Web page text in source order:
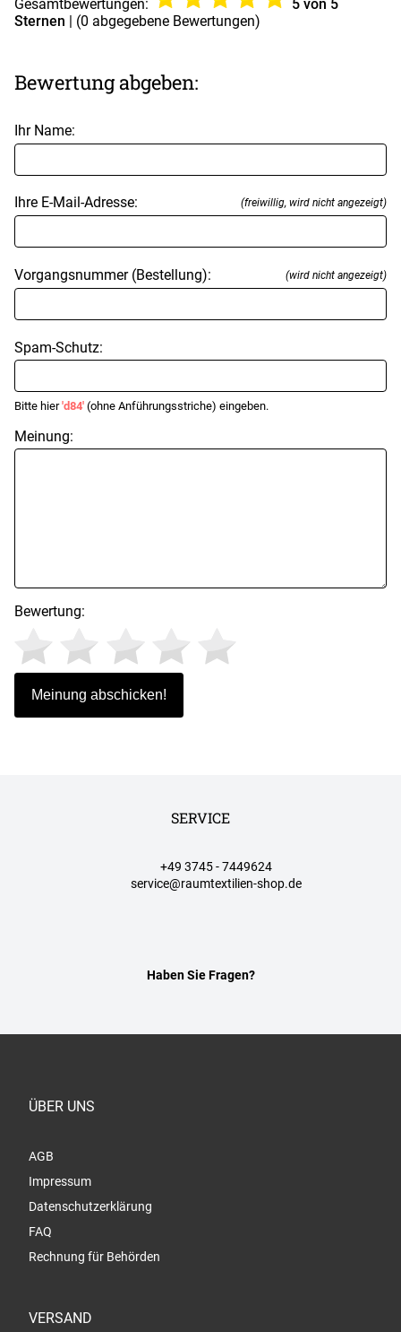
Gesamtbewertungen:
5von 5
Sternen | (0 abgegebene Bewertungen)
Bewertung abgeben:
Ihr Name:
Ihre E-Mail-Adresse: (freiwillig, wird nicht angezeigt)
Vorgangsnummer (Bestellung): (wird nicht angezeigt)
Spam-Schutz:
Bitte hier'd84' (ohne Anführungsstriche) eingeben.
Meinung:
Bewertung:
SERVICE
Haben Sie Fragen?
+49 3745 - 7449624
service@raumtextilien-shop.de
ÜBER UNS
AGB
Impressum
Datenschutzerklärung
FAQ
Rechnung für Behörden
VERSAND